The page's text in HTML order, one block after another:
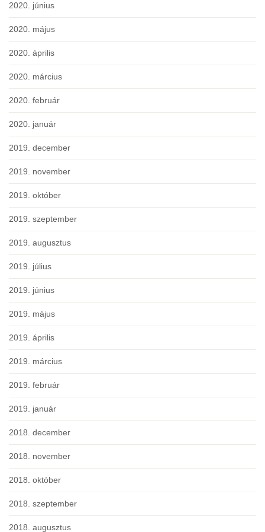
2020. június
2020. május
2020. április
2020. március
2020. február
2020. január
2019. december
2019. november
2019. október
2019. szeptember
2019. augusztus
2019. július
2019. június
2019. május
2019. április
2019. március
2019. február
2019. január
2018. december
2018. november
2018. október
2018. szeptember
2018. augusztus